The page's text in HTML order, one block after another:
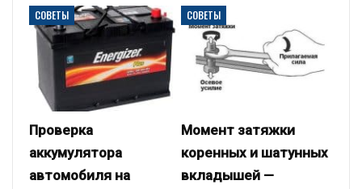
СОВЕТЫ
Проверка
аккумулятора
автомобиля на
СОВЕТЫ
Момент затяжки
коренных и шатунных
вкладышей —